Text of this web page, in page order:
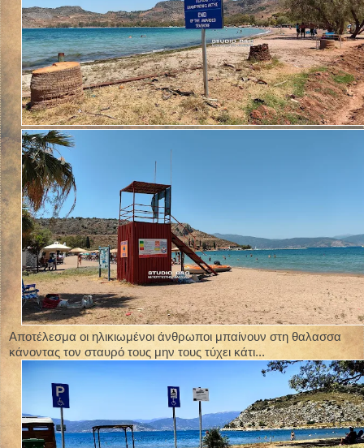
Αποτέλεσμα οι ηλικιωμένοι άνθρωποι μπαίνουν στη θαλασσα
κάνοντας τον σταυρό τους μην τους τύχει κάτι...